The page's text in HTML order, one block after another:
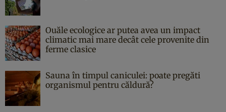
Ouăle ecologice ar putea avea un impact
climatic mai mare decât cele provenite din
ferme clasice
Sauna în timpul caniculei: poate pregăti
organismul pentru căldură?